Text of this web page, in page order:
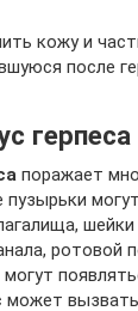
кожу и
после
герпеса
поражает
ротовой
может